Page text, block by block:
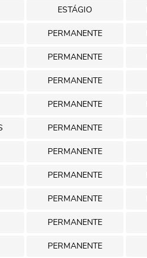
ESTÁGIO
PERMANENTE
PERMANENTE
PERMANENTE
PERMANENTE
PERMANENTE
PERMANENTE
PERMANENTE
PERMANENTE
PERMANENTE
PERMANENTE